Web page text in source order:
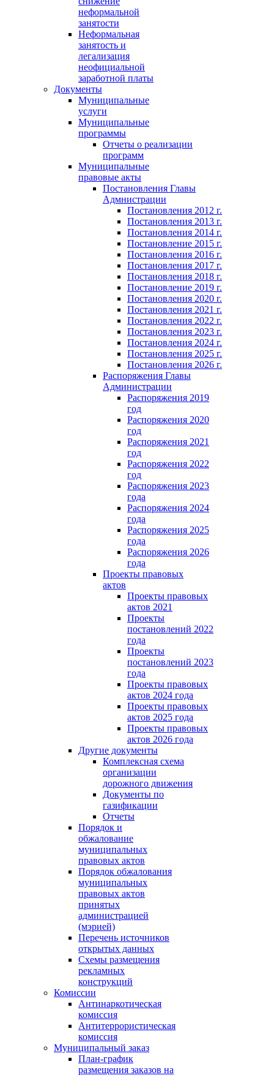
неформальной
занятости
Неформальная
занятость и
легализация
неофициальной
заработной платы
Документы
Муниципальные
услуги
Муниципальные
программы
Отчеты о реализации
программ
Муниципальные
правовые акты
Постановления Главы
Адмнистрации
Постановления 2012 г.
Постановления 2013 г.
Постановления 2014 г.
Постановление 2015 г.
Постановления 2016 г.
Постановления 2017 г.
Постановления 2018 г.
Постановление 2019 г.
Постановления 2020 г.
Постановления 2021 г.
Постановления 2022 г.
Постановления 2023 г.
Постановления 2024 г.
Постановления 2025 г.
Постановления 2026 г.
Распоряжения Главы
Администрации
Распоряжения 2019
год
Распоряжения 2020
год
Распоряжения 2021
год
Распоряжения 2022
год
Распоряжения 2023
года
Распоряжения 2024
года
Распоряжения 2025
года
Распоряжения 2026
года
Проекты правовых
актов
Проекты правовых
актов 2021
Проекты
постановлений 2022
года
Проекты
постановлений 2023
года
Проекты правовых
актов 2024 года
Проекты правовых
актов 2025 года
Проекты правовых
актов 2026 года
Другие документы
Комплексная схема
организации
дорожного движения
Документы по
газификации
Отчеты
Порядок и
обжалование
муниципальных
правовых актов
Порядок обжалования
муниципальных
правовых актов
принятых
администрацией
(мэрией)
Перечень источников
открытых данных
Схемы размещения
рекламных
конструкций
Комиссии
Антинаркотическая
комиссия
Антитеррористическая
комиссия
Муниципальный заказ
План-график
размещения заказов на